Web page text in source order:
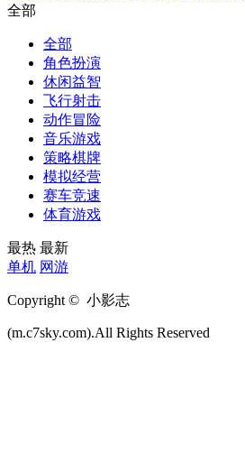
全部
全部
角色扮演
休闲益智
飞行射击
动作冒险
音乐游戏
策略棋牌
模拟经营
赛车竞速
体育游戏
最热 最新
单机 网游
Copyright © 小影志
(m.c7sky.com).All Rights Reserved